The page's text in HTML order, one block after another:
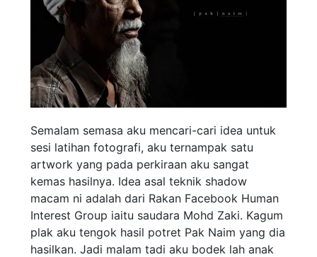
Semalam semasa aku mencari-cari idea untuk
sesi latihan fotografi, aku ternampak satu
artwork yang pada perkiraan aku sangat
kemas hasilnya. Idea asal teknik shadow
macam ni adalah dari Rakan Facebook Human
Interest Group iaitu saudara Mohd Zaki. Kagum
plak aku tengok hasil potret Pak Naim yang dia
hasilkan. Jadi malam tadi aku bodek lah anak